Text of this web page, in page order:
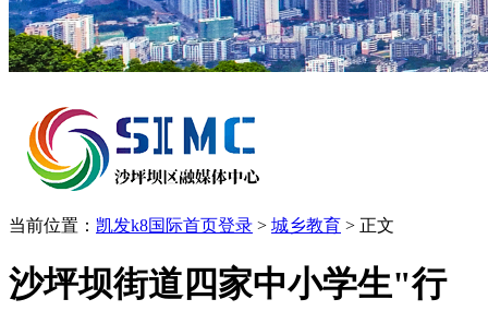
当前位置： 凯发k8国际首页登录 > 城乡教育 > 正文
沙坪坝街道四家中小学生"行